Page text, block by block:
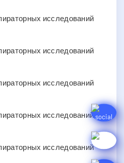
исследований
исследований
исследований
исследований
исследований